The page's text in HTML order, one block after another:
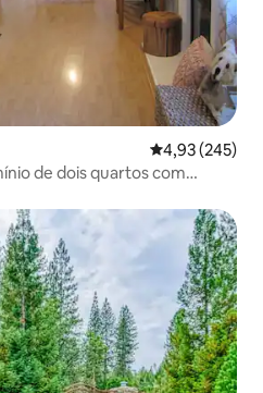
4,93 de uma
4,93 (245)
de dois quartos com